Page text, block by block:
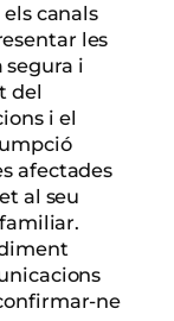
canals
les
segura i
del
i el
afectades
al seu
ne